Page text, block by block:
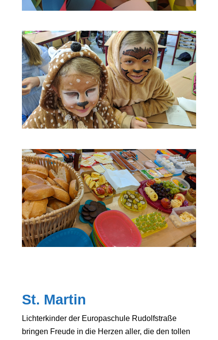
St. Martin
Lichterkinder der Europaschule Rudolfstraße
bringen Freude in die Herzen aller, die den tollen